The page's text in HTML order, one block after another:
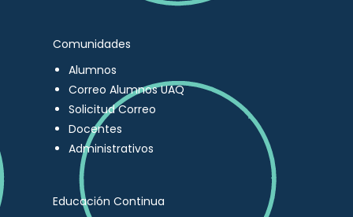
Comunidades
Alumnos
Correo Alumnos UAQ
Solicitud Correo
Docentes
Administrativos
Educación Continua